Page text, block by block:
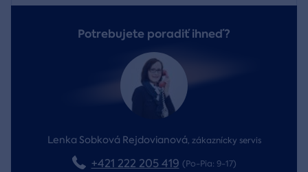
Potrebujete poradiť ihneď?
Lenka Sobková Rejdovianová, zákaznícky servis
+421 222 205 419 (Po-Pia: 9-17)